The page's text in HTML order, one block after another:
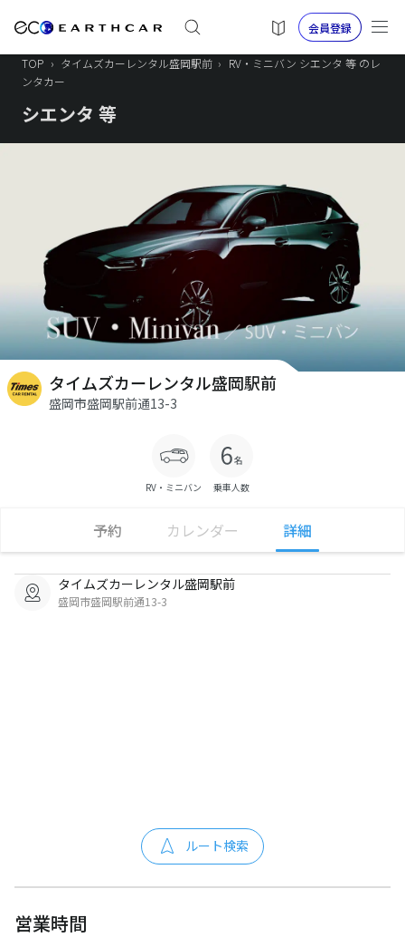
会員登録
TOP › タイムズカーレンタル盛岡駅前 › RV・ミニバン シエンタ 等 のレ
ンタカー
シエンタ 等
タイムズカーレンタル盛岡駅前
盛岡市盛岡駅前通13-3
RV・ミニバン 乗車人数
予約 カレンダー 詳細
タイムズカーレンタル盛岡駅前
盛岡市盛岡駅前通13-3
ルート検索
営業時間